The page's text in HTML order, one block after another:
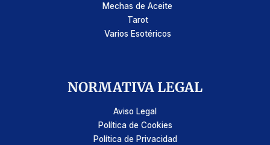
Mechas de Aceite
Tarot
Varios Esotéricos
NORMATIVA LEGAL
Aviso Legal
Política de Cookies
Política de Privacidad